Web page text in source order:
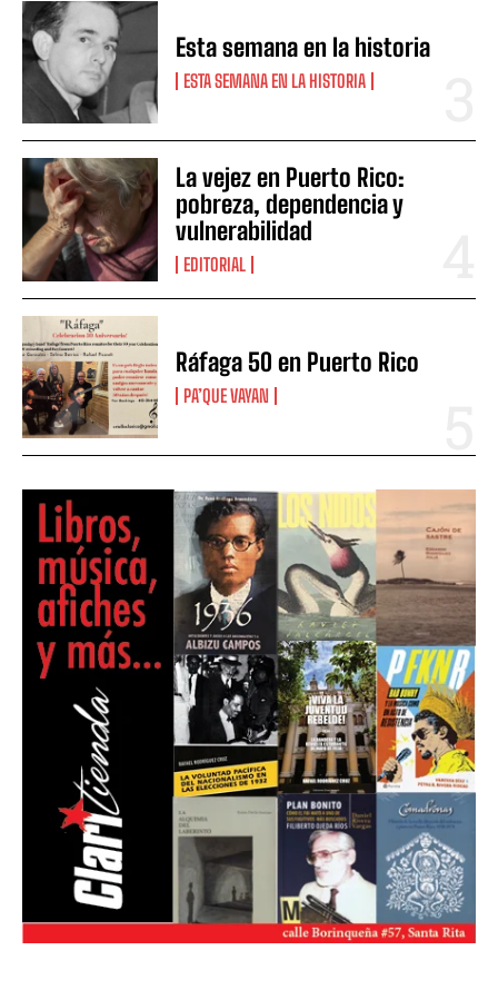
Esta semana en la historia
ESTA SEMANA EN LA HISTORIA
La vejez en Puerto Rico:
pobreza, dependencia y
vulnerabilidad
EDITORIAL
Ráfaga 50 en Puerto Rico
PA’QUE VAYAN